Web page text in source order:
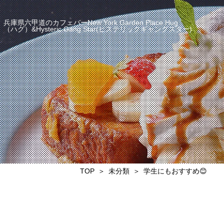
兵庫県六甲道のカフェバーNew York Garden Place Hug
（ハグ）&Hysteric Gang Star(ヒステリックギャングスター)
TOP 未分類 学生にもおすすめ😊